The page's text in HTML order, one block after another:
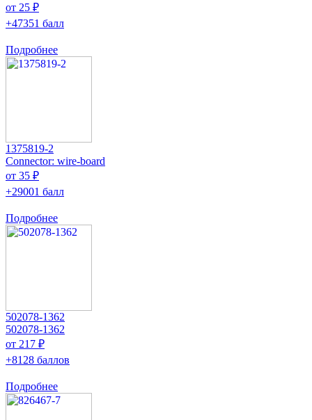
от 25 ₽
+47351 балл
Подробнее
1375819-2
Connector: wire-board
от 35 ₽
+29001 балл
Подробнее
502078-1362
502078-1362
от 217 ₽
+8128 баллов
Подробнее